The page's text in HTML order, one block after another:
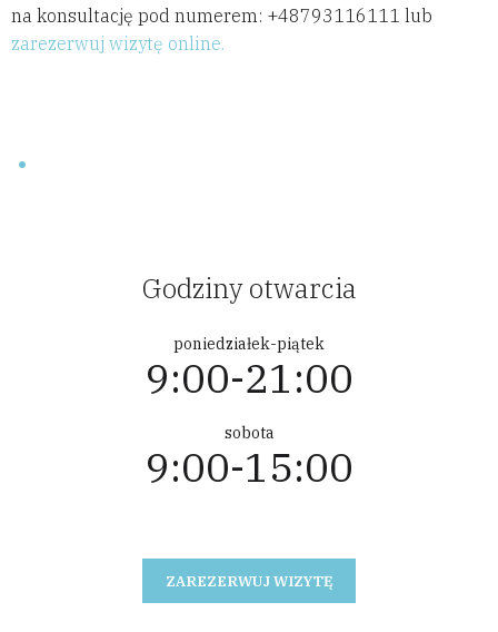
na konsultację pod numerem: +48793116111 lub
zarezerwuj wizytę online.
Godziny otwarcia
poniedziałek-piątek
9:00-21:00
sobota
9:00-15:00
ZAREZERWUJ WIZYTĘ